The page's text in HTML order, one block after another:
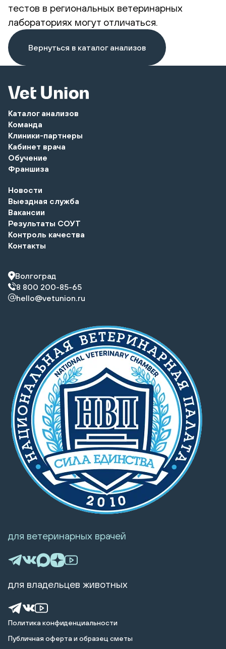
тестов в региональных ветеринарных
лабораториях могут отличаться.
Вернуться в каталог анализов
Каталог анализов
Команда
Клиники-партнеры
Кабинет врача
Обучение
Франшиза
Новости
Выездная служба
Вакансии
Результаты СОУТ
Контроль качества
Контакты
Волгоград
8 800 200-85-65
hello@vetunion.ru
Политика конфиденциальности
Публичная оферта и образец сметы
для ветеринарных врачей
для владельцев животных